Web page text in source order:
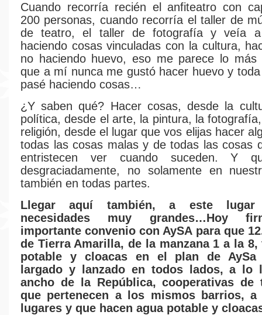
Cuando recorría recién el anfiteatro con
200 personas, cuando recorría el taller de
de teatro, el taller de fotografía y veía a
haciendo cosas vinculadas con la cultura,
no haciendo huevo, eso me parece lo más
que a mí nunca me gustó hacer huevo y
pasé haciendo cosas…
¿Y saben qué? Hacer cosas, desde la
política, desde el arte, la pintura, la
religión, desde el lugar que vos elijas hacer
todas las cosas malas y de todas las cosas
entristecen ver cuando suceden. Y
desgraciadamente, no solamente en
también en todas partes.
Llegar aquí también, a este
necesidades muy grandes…Hoy
importante convenio con AySA para que
de Tierra Amarilla, de la manzana 1 a la 8,
potable y cloacas en el plan de AySa
largado y lanzado en todos lados, a
ancho de la República, cooperativas de
que pertenecen a los mismos barrios,
lugares y que hacen agua potable y